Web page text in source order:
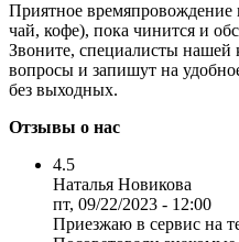
Приятное
чай, кофе), пока чинится и
Звоните, специалисты нашей
вопросы и запишут на
без выходных.
Отзывы о нас
4.5
Наталья Новикова
пт, 09/22/2023 - 12:00
Приезжаю в сервис на